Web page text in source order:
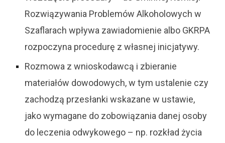
Rozwiązywania Problemów Alkoholowych w
Szaflarach wpływa zawiadomienie albo GKRPA
rozpoczyna procedurę z własnej inicjatywy.
Rozmowa z wnioskodawcą i zbieranie
materiałów dowodowych, w tym ustalenie czy
zachodzą przesłanki wskazane w ustawie,
jako wymagane do zobowiązania danej osoby
do leczenia odwykowego – np. rozkład życia